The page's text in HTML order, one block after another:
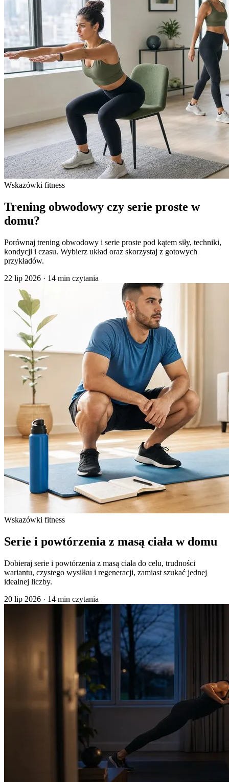
Wskazówki fitness
Trening obwodowy czy serie proste w
domu?
Porównaj trening obwodowy i serie proste pod kątem siły, techniki,
kondycji i czasu. Wybierz układ oraz skorzystaj z gotowych
przykładów.
22 lip 2026 · 14 min czytania
Wskazówki fitness
Serie i powtórzenia z masą ciała w domu
Dobieraj serie i powtórzenia z masą ciała do celu, trudności
wariantu, czystego wysiłku i regeneracji, zamiast szukać jednej
idealnej liczby.
20 lip 2026 · 14 min czytania